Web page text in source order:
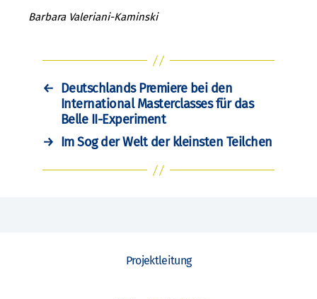
Barbara Valeriani-Kaminski
← Deutschlands Premiere bei den
International Masterclasses für das
Belle II-Experiment
→ Im Sog der Welt der kleinsten Teilchen
Projektleitung